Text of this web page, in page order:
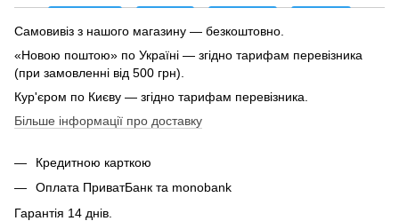
Самовивіз з нашого магазину — безкоштовно.
«Новою поштою» по Україні — згідно тарифам перевізника
(при замовленні від 500 грн).
Кур'єром по Києву — згідно тарифам перевізника.
Більше інформації про доставку
Кредитною карткою
Оплата ПриватБанк та monobank
Гарантія 14 днів.